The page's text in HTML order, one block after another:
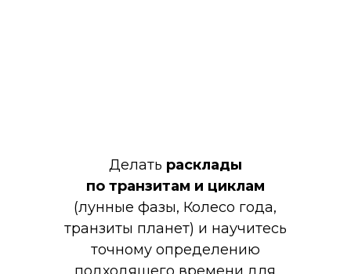
Делать расклады
по транзитам и циклам
(лунные фазы, Колесо года,
транзиты планет) и научитесь
точному определению